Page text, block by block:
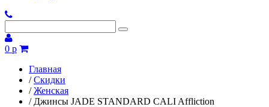
0 р
Главная
/ Скидки
/ Женская
/ Джинсы JADE STANDARD CALI Affliction